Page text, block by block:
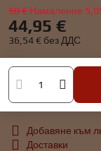
50 € Намаление
44,95 €
36,54 € без ДДС
Добавяне към
Доставки